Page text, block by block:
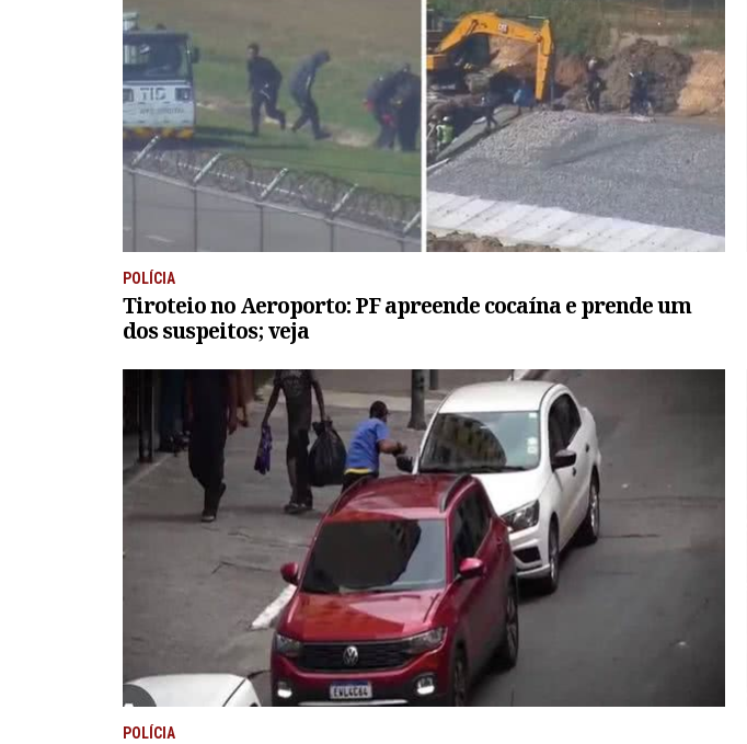
POLÍCIA
Tiroteio no Aeroporto: PF apreende cocaína e prende um
dos suspeitos; veja
POLÍCIA